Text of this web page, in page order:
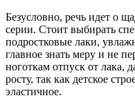
Безусловно, речь идет о
серии. Стоит выбирать
подростковые лаки,
главное знать меру и не
ноготкам отпуск от лака,
росту, так как детское
эластичное.